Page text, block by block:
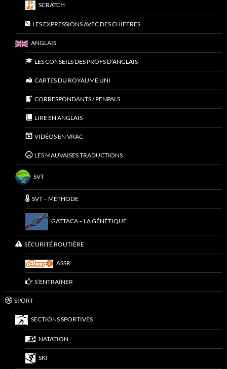
SCRATCH
LES EXPRESSIONS AVEC DES CHIFFRES
ANGLAIS
LES CONSEILS DES PROFS D’ANGLAIS
CARTES DU ROYAUME UNI
CORRESPONDANTS / PENPALS
LIRE EN ANGLAIS
VIDÉOS EN VRAC
LES MAUVAISES TRADUCTIONS
SVT
SVT – MÉTHODE
GATTACA – LA GÉNÉTIQUE
SÉCURITÉ ROUTIÈRE
ASSR
S’ENTRAÎNER
SPORT
SECTIONS SPORTIVES
NATATION
SKI